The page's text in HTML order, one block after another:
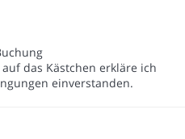
das Kästchen erkläre ich
einverstanden.